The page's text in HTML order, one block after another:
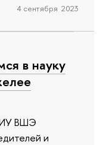
4 сентября 2023
в науку
ВШЭ
и